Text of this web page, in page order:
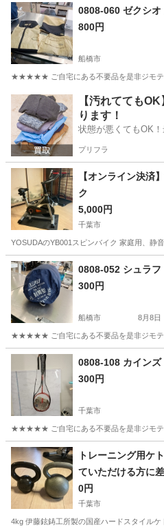
千葉 千葉市 フィットネス、トレー
0808-060 ゼクシ
800円
船橋市
★★★★★ ご自宅にある不要品を是非ジモティ
千葉 船橋市 ゴルフ ゼクシオ
【汚れてても
ります！
状態が悪くてもOK
プリフラ
【オンライン決済
ク
5,000円
千葉市
YOSUDAのYB001スピンバイク 家庭用、静
千葉 千葉市 フィットネス、トレー
0808-052 シュラフ
300円
船橋市 8月8日
★★★★★ ご自宅にある不要品を是非ジモティ
千葉 船橋市 シュラフ
0808-108 カイン
300円
千葉市
★★★★★ ご自宅にある不要品を是非ジモティ
千葉 千葉市 カインズ
トレーニング用
ていただける方に
0円
千葉市
4kg 伊藤鉉鋳工所製の国産ハードスタイル